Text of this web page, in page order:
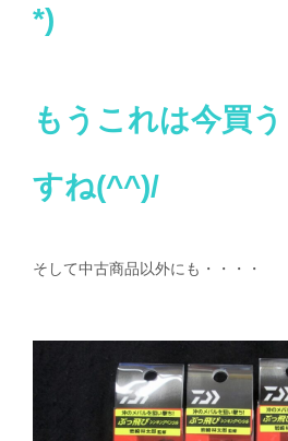
*)
もうこれは今買
すね(^^)/
そして中古商品以外にも・・・・